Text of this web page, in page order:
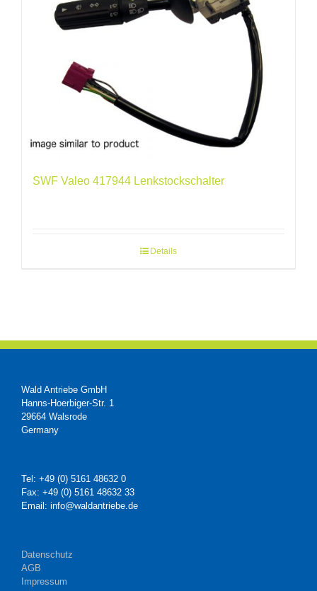
SWF Valeo 417944 Lenkstockschalter
Details
Wald Antriebe GmbH
Hanns-Hoerbiger-Str. 1
29664 Walsrode
Germany
Tel: +49 (0) 5161 48632 0
Fax: +49 (0) 5161 48632 33
Email: info@waldantriebe.de
Datenschutz
AGB
Impressum